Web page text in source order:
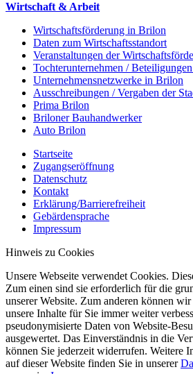
Wirtschaft & Arbeit
Wirtschaftsförderung in Brilon
Daten zum Wirtschaftsstandort
Veranstaltungen der
Tochterunternehmen /
Unternehmensnetzwerke in Brilon
Ausschreibungen / Vergaben der
Prima Brilon
Briloner Bauhandwerker
Auto Brilon
Startseite
Zugangseröffnung
Datenschutz
Kontakt
Erklärung/Barrierefreiheit
Gebärdensprache
Impressum
Hinweis zu Cookies
Unsere Webseite verwendet Cookies.
Zum einen sind sie erforderlich für die
unserer Website. Zum anderen können
unsere Inhalte für Sie immer weiter
pseudonymisierte Daten von Website-
ausgewertet. Das Einverständnis in die
können Sie jederzeit widerrufen. Weitere
auf dieser Website finden Sie in unserer